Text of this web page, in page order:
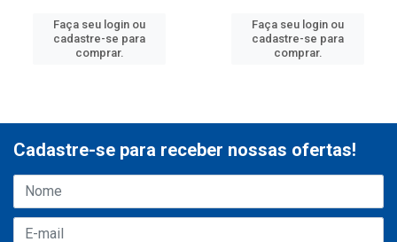
Faça seu login ou
cadastre-se para
comprar.
Faça seu login ou
cadastre-se para
comprar.
Cadastre-se para receber nossas ofertas!